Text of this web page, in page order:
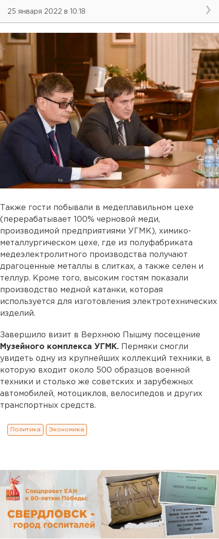
25 января 2022 в 10:18
Также гости побывали в медеплавильном цехе
(перерабатывает 100% черновой меди,
производимой предприятиями УГМК), химико-
металлургическом цехе, где из полуфабриката
медеэлектролитного производства получают
драгоценные металлы в слитках, а также селен и
теллур. Кроме того, высоким гостям показали
производство медной катанки, которая
используется для изготовления электротехнических
изделий.
Завершило визит в Верхнюю Пышму посещение
Музейного комплекса УГМК. Пермяки смогли
увидеть одну из крупнейших коллекций техники, в
которую входит около 500 образцов военной
техники и столько же советских и зарубежных
автомобилей, мотоциклов, велосипедов и других
транспортных средств.
Политика Экономика